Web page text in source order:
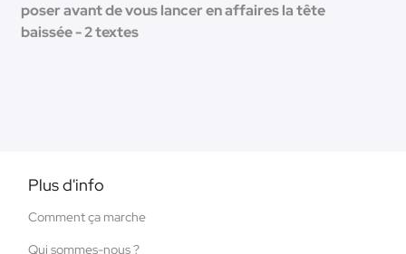
poser avant de vous lancer en affaires la tête
baissée - 2 textes
Plus d'info
Comment ça marche
Qui sommes-nous ?